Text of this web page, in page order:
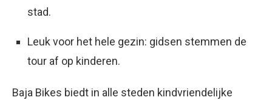
stad.
Leuk voor het hele gezin: gidsen stemmen de
tour af op kinderen.
Baja Bikes biedt in alle steden kindvriendelijke